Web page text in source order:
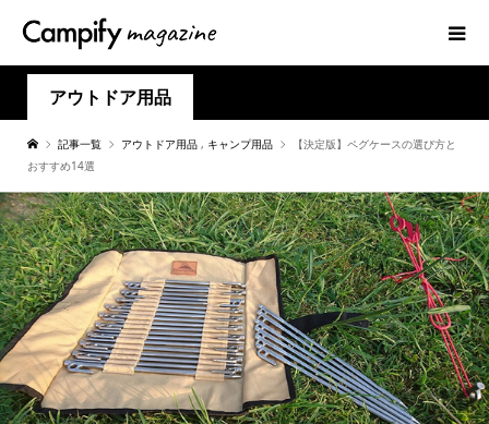
アウトドア用品
記事一覧 アウトドア用品 , キャンプ用品
【決定版】ペグケースの選び方と
おすすめ14選